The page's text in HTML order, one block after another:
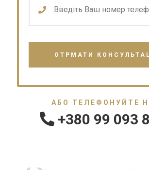
АБО ТЕЛЕФОНУЙТЕ
+380 99 093